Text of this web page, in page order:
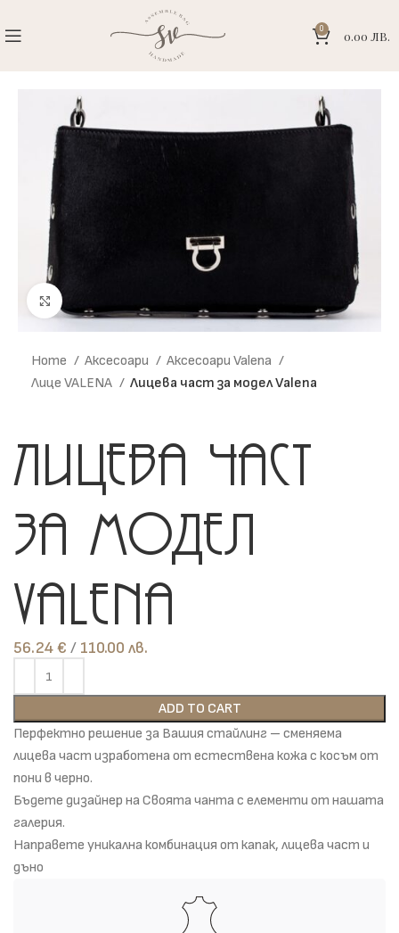
0 0.00 ЛВ.
Home Аксесоари
Аксесоари Valena
Лице VALENA
Лицева част за модел Valena
Лицева част
за модел
Valena
56.24€ лв.
ADD TO CART
Перфектно решение за Вашия стайлинг – сменяема
лицева част изработена от естествена кожа с косъм от
пони в черно.
Бъдете дизайнер на Своята чанта с елементи от нашата
галерия.
Направете уникална комбинация от капак, лицева част и
дъно